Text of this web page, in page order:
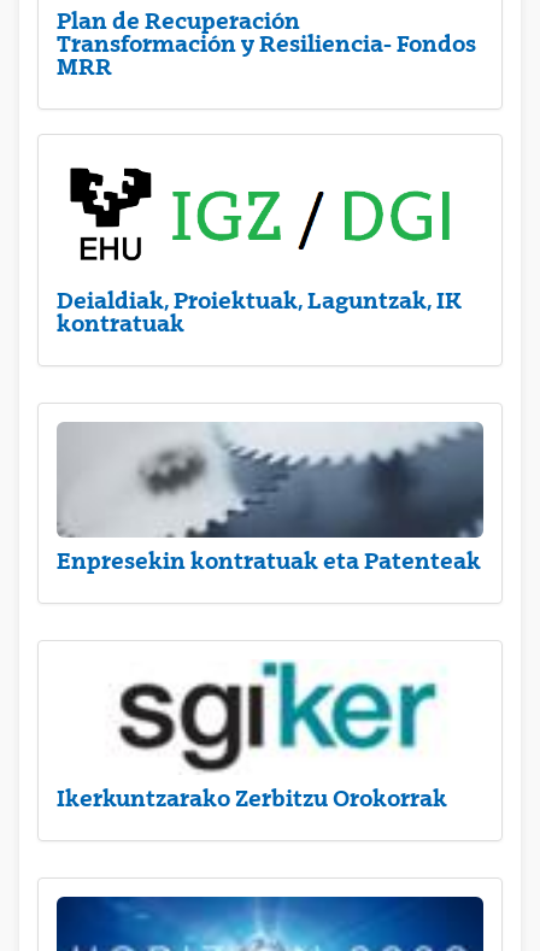
Plan de Recuperación
Transformación y Resiliencia- Fondos
MRR
Deialdiak, Proiektuak, Laguntzak, IK
kontratuak
Enpresekin kontratuak eta Patenteak
Ikerkuntzarako Zerbitzu Orokorrak